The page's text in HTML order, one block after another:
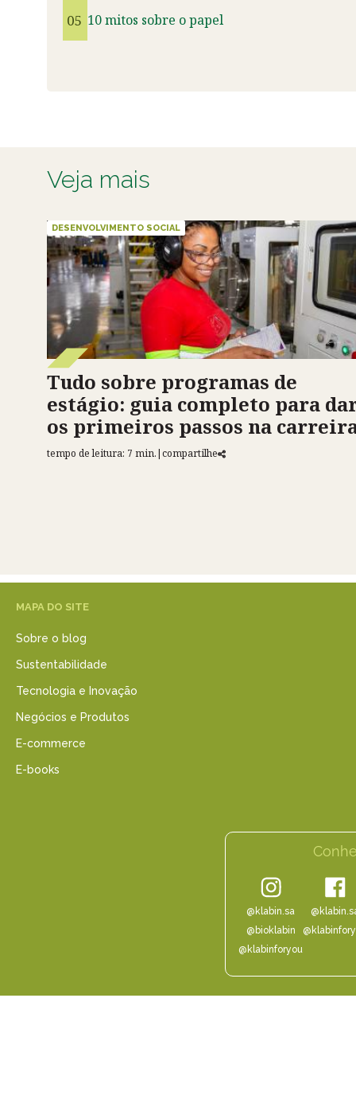
05 10 mitos sobre o papel
Veja mais
DESENVOLVIMENTO SOCIAL
Tudo sobre programas de
estágio: guia completo para
os primeiros passos na
tempo de leitura: 7 min.|compartilhe
MAPA DO SITE
Sobre o blog
Sustentabilidade
Tecnologia e Inovação
Negócios e Produtos
E-commerce
E-books
@klabin.sa
@bioklabin
@klabinforyou